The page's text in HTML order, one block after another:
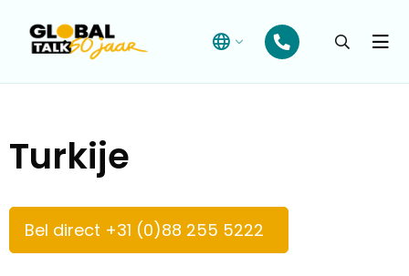
Open
Turkije
Bel direct +31 (0)88 255 5222